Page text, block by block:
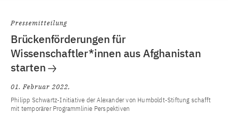
Pressemitteilung
Brückenförderungen für
Wissenschaftler*innen aus Afghanistan
starten
01. Februar 2022
Philipp Schwartz-Initiative der Alexander von Humboldt-Stiftung schafft
mit temporärer Programmlinie Perspektiven